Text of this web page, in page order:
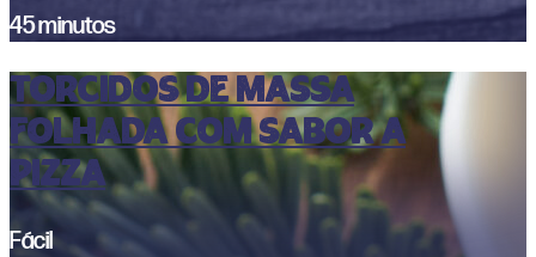
45 minutos
Torcidos de Massa
folhada com sabor a
pizza
Fácil